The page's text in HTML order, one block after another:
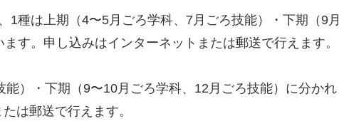
1種は上期（4〜5月ごろ学科、7月ごろ技能）・下期（9月
す。申し込みはインターネットまたは郵送で行えます。
）・下期（9〜10月ごろ学科、12月ごろ技能）に分かれ
は郵送で行えます。